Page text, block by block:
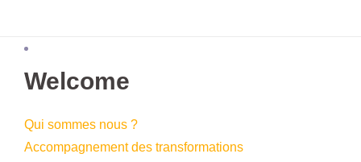
Welcome
Qui sommes nous ?
Accompagnement des transformations